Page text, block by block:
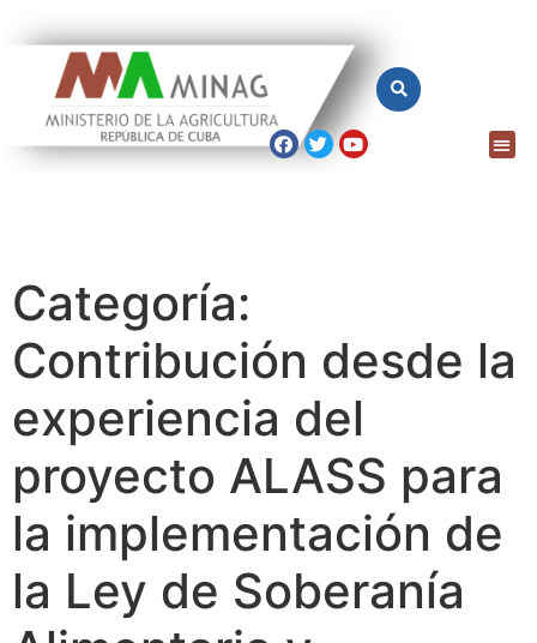
Categoría:
Contribución desde la
experiencia del
proyecto ALASS para
la implementación de
la Ley de Soberanía